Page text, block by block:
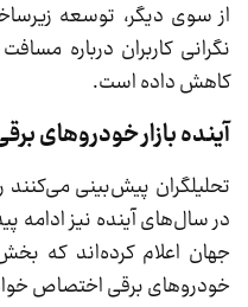
از سوی دیگر، توسعه
نگرانی کاربران درباره
کاهش داده است.
آینده بازار خودروهای
تحلیلگران پیش‌بینی می‌کنند
در سال‌های آینده نیز ادامه
جهان اعلام کرده‌اند که
خودروهای برقی اختصاص